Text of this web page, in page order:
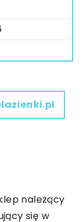
należący
się w